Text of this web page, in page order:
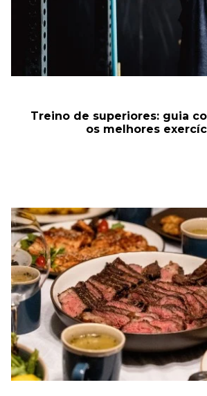
Treino de superiores: guia
os melhores